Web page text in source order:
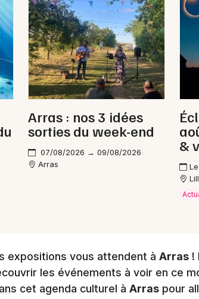
62 - Pas-de-
Choisir mes
Mon email
Je
Arras : nos 3 idées
sorties du week-end
07/08/2026 → 09/08/2026
Arras
&
expositions vous attendent à Arras !
les événements à voir en ce
cet agenda culturel à Arras pour